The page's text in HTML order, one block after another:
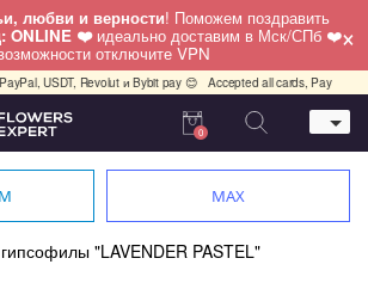
любви и верности! Поможем поздравить
ONLINE ❤️ идеально доставим в Мск/СПб ❤️
отключите VPN ×
USDT, Revolut и Bybit pay 😊 Accepted all cards, PayPal,
05
0
MAX
гипсофилы "LAVENDER PASTEL"